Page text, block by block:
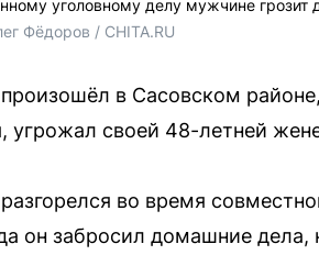
уголовному делу мужчине грозит
Фёдоров / CHITA.RU
в Сасовском
угрожал своей 48-летней
во время
он забросил домашние дела,